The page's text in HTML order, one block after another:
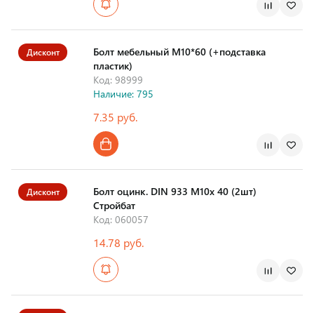
Болт мебельный М10*60 (+подставка
пластик)
Код: 98999
Наличие: 795
7.35 руб.
Дисконт
Болт оцинк. DIN 933 М10х 40 (2шт)
Стройбат
Код: 060057
14.78 руб.
Дисконт